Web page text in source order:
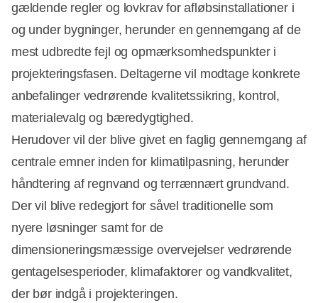
gældende regler og lovkrav for afløbsinstallationer i
og under bygninger, herunder en gennemgang af de
mest udbredte fejl og opmærksomhedspunkter i
projekteringsfasen. Deltagerne vil modtage konkrete
anbefalinger vedrørende kvalitetssikring, kontrol,
materialevalg og bæredygtighed.
Herudover vil der blive givet en faglig gennemgang af
centrale emner inden for klimatilpasning, herunder
håndtering af regnvand og terrænnært grundvand.
Der vil blive redegjort for såvel traditionelle som
nyere løsninger samt for de
dimensioneringsmæssige overvejelser vedrørende
gentagelsesperioder, klimafaktorer og vandkvalitet,
der bør indgå i projekteringen.